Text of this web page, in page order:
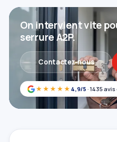
★★★★★ 4,9/5 · 1435
On intervient vite
serrure A2P.
Contactez‑nous